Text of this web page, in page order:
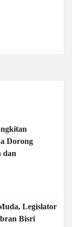
Dorong
dan
Legislator
Bisri